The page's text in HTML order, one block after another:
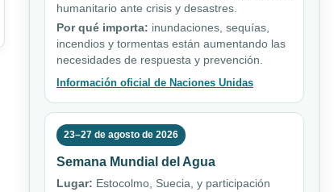
humanitario ante crisis y desastres.
Por qué importa: inundaciones, sequías,
incendios y tormentas están aumentando las
necesidades de respuesta y prevención.
Información oficial de Naciones Unidas
23–27 de agosto de 2026
Semana Mundial del Agua
Lugar: Estocolmo, Suecia, y participación